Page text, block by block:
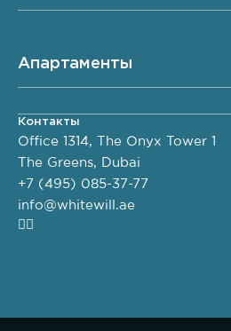
Апартаменты
Контакты
Office 1314, The Onyx Tower 1
The Greens, Dubai
+7 (495) 085-37-77
info@whitewill.ae